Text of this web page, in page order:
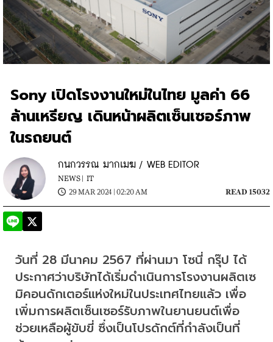
Sony เปิดโรงงานใหม่ในไทย มูลค่า 66
ล้านเหรียญ เดินหน้าผลิตเซ็นเซอร์ภาพ
ในรถยนต์
กนกวรรณ มากเมฆ / WEB EDITOR
NEWS | IT
29 MAR 2024 | 02:20 AM
READ 15032
วันที่ 28 มีนาคม 2567 ที่ผ่านมา โซนี่ กรุ๊ป ได้
ประกาศว่าบริษัทได้เริ่มดำเนินการโรงงานผลิตเซ
มิคอนดักเตอร์แห่งใหม่ในประเทศไทยแล้ว เพื่อ
เพิ่มการผลิตเซ็นเซอร์รับภาพในยานยนต์เพื่อ
ช่วยเหลือผู้ขับขี่ ซึ่งเป็นโปรดักต์ที่กำลังเป็นที่